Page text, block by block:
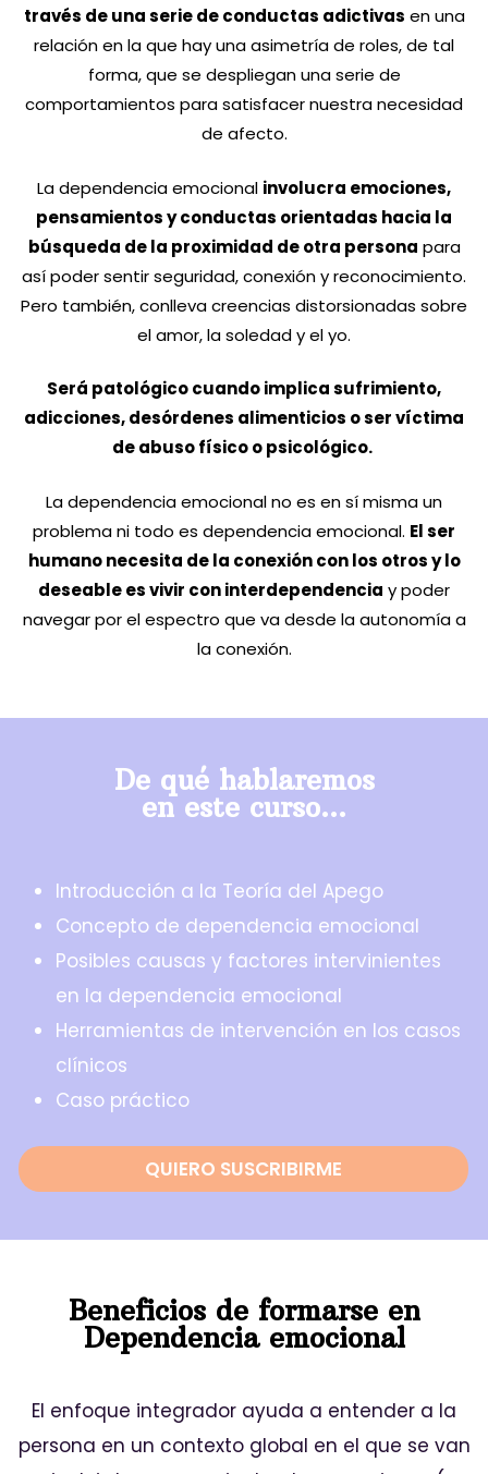
través de una serie de conductas adictivas en una
relación en la que hay una asimetría de roles, de tal
forma, que se despliegan una serie de
comportamientos para satisfacer nuestra necesidad
de afecto.
La dependencia emocional involucra emociones,
pensamientos y conductas orientadas hacia la
búsqueda de la proximidad de otra persona para
así poder sentir seguridad, conexión y reconocimiento.
Pero también, conlleva creencias distorsionadas sobre
el amor, la soledad y el yo.
Será patológico cuando implica sufrimiento,
adicciones, desórdenes alimenticios o ser víctima
de abuso físico o psicológico.
La dependencia emocional no es en sí misma un
problema ni todo es dependencia emocional. El ser
humano necesita de la conexión con los otros y lo
deseable es vivir con interdependencia y poder
navegar por el espectro que va desde la autonomía a
la conexión.
De qué hablaremos
en este curso...
Introducción a la Teoría del Apego
Concepto de dependencia emocional
Posibles causas y factores intervinientes
en la dependencia emocional
Herramientas de intervención en los casos
clínicos
Caso práctico
QUIERO SUSCRIBIRME
Beneficios de formarse en
Dependencia emocional
El enfoque integrador ayuda a entender a la
persona en un contexto global en el que se van